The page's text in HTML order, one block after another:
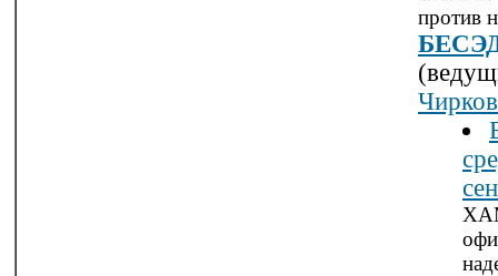
против
Чирков